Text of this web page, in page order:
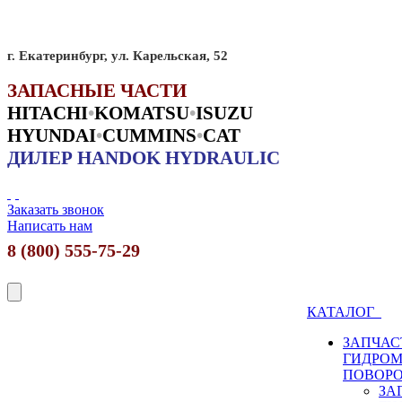
г. Екатеринбург, ул. Карельская, 52
ЗАПАСНЫЕ ЧАСТИ
HITACHI•KOMATSU•ISUZU
HYUNDAI•CUMMINS•CAT
ДИЛЕР HANDOK HYDRAULIC
Заказать звонок
Написать нам
8 (800) 555-75-29
КАТАЛОГ